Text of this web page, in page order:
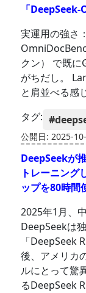
「DeepSeek-
実運用の強さ
クン） で既に
がちだし。
と肩並べる感
タグ:
公開日: 2025-
DeepSeekが
トレーニング
ップを80時間
2025年1月、
DeepSeekは
「DeepSeek
後、アメリカ
ルにとって驚
るDeepSeek